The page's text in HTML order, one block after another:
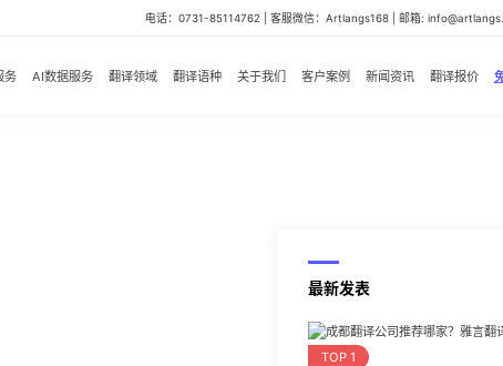
电话：0731-85114762 | 客服微信：Artlangs168 | 邮箱:
务 AI数据服务 翻译领域 翻译语种 关于我们 客户案例 新闻资讯 翻译报价
最新发表
TOP 1